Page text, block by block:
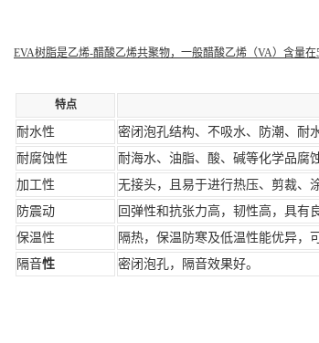
EVA树脂是乙烯-醋酸乙烯共聚物，一般醋酸乙烯（VA）含量
特点
耐水性
密闭泡孔结构、不吸水、防潮、耐
耐腐蚀性
耐海水、油脂、酸、碱等化学品腐
加工性
无接头，且易于进行热压、剪裁、
防震动
回弹性和抗张力高，韧性高，具有
保温性
隔热，保温防寒及低温性能优异，
隔音性 密闭泡孔，隔音效果好。